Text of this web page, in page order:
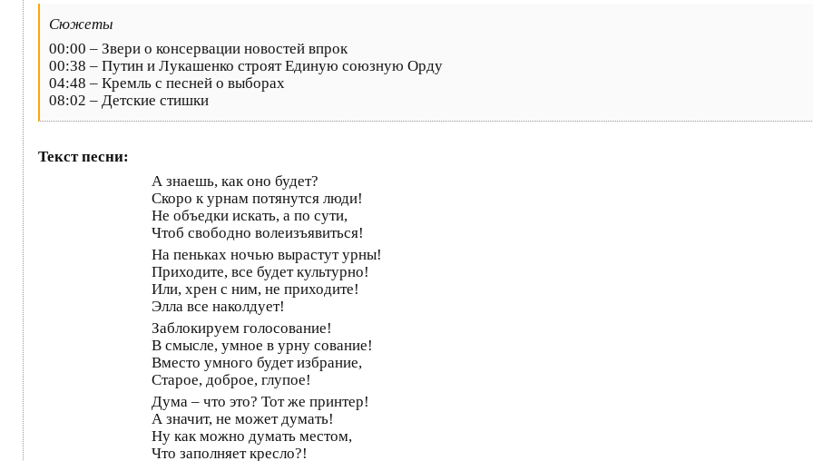
Сюжеты
00:00 – Звери о консервации новостей впрок
00:38 – Путин и Лукашенко строят Единую союзную Орду
04:48 – Кремль с песней о выборах
08:02 – Детские стишки
Текст песни:
А знаешь, как оно будет?
Скоро к урнам потянутся люди!
Не объедки искать, а по сути,
Чтоб свободно волеизъявиться!
На пеньках ночью вырастут урны!
Приходите, все будет культурно!
Или, хрен с ним, не приходите!
Элла все наколдует!
Заблокируем голосование!
В смысле, умное в урну сование!
Вместо умного будет избрание,
Старое, доброе, глупое!
Дума – что это? Тот же принтер!
А значит, не может думать!
Ну как можно думать местом,
Что заполняет кресло?!